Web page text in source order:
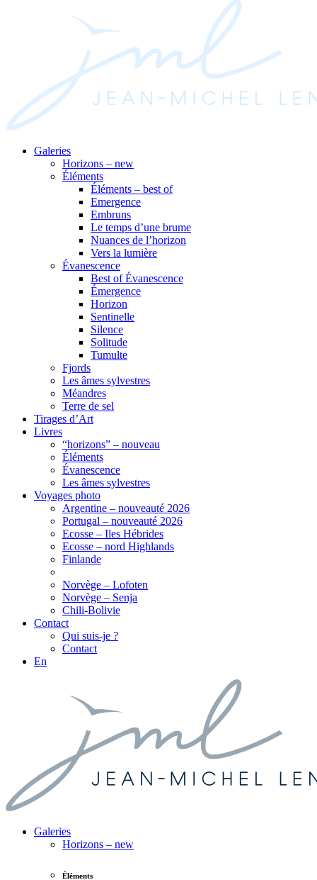
Galeries
Horizons – new
Éléments
Éléments – best of
Emergence
Embruns
Le temps d’une brume
Nuances de l’horizon
Vers la lumière
Évanescence
Best of Évanescence
Émergence
Horizon
Sentinelle
Silence
Solitude
Tumulte
Fjords
Les âmes sylvestres
Méandres
Terre de sel
Tirages d’Art
Livres
“horizons” – nouveau
Éléments
Évanescence
Les âmes sylvestres
Voyages photo
Argentine – nouveauté 2026
Portugal – nouveauté 2026
Ecosse – Iles Hébrides
Ecosse – nord Highlands
Finlande
Norvège – Lofoten
Norvège – Senja
Chili-Bolivie
Contact
Qui suis-je ?
Contact
En
Galeries
Horizons – new
Éléments